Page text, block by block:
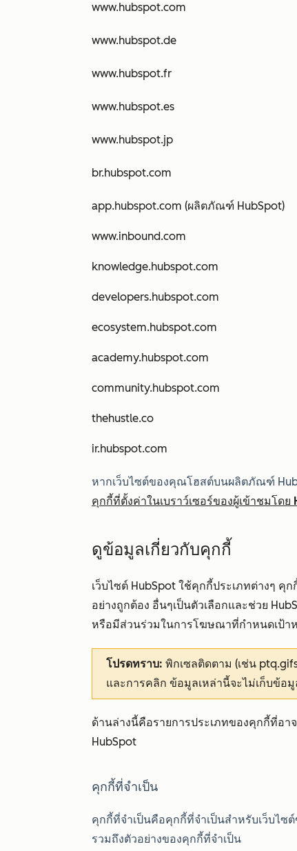
www.hubspot.com
www.hubspot.de
www.hubspot.fr
www.hubspot.es
www.hubspot.jp
br.hubspot.com
app.hubspot.com (ผลิตภัณฑ์ HubSpot)
www.inbound.com
knowledge.hubspot.com
developers.hubspot.com
ecosystem.hubspot.com
academy.hubspot.com
community.hubspot.com
thehustle.co
ir.hubspot.com
หากเว็บไซต์ของคุณโฮสต์บนผลิตภัณฑ์
คุกกี้ที่ตั้งค่าในเบราว์เซอร์ของผู้เข้าชมโดย
ดูข้อมูลเกี่ยวกับคุกกี้
เว็บไซต์ HubSpot ใช้คุกกี้ประเภทต่างๆ คุ
อย่างถูกต้อง อื่นๆเป็นตัวเลือกและช่วย
หรือมีส่วนร่วมในการโฆษณาที่กำหนดเป้า
โปรดทราบ: พิกเซลติดตาม (เช่น
และการคลิก ข้อมูลเหล่านี้จะไม่เก็บข้อ
ด้านล่างนี้คือรายการประเภทของคุกกี้ที่อา
HubSpot
คุกกี้ที่จำเป็น
คุกกี้ที่จำเป็นคือคุกกี้ที่จำเป็นสำหรับเว็บไซ
รวมถึงตัวอย่างของคุกกี้ที่จำเป็น